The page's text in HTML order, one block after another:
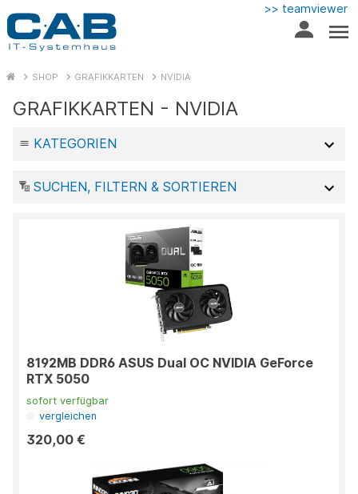
>> teamviewer
SHOP GRAFIKKARTEN NVIDIA
GRAFIKKARTEN - NVIDIA
KATEGORIEN
SUCHEN, FILTERN & SORTIEREN
8192MB DDR6 ASUS Dual OC NVIDIA GeForce
RTX 5050
sofort verfügbar
vergleichen
320,00 €